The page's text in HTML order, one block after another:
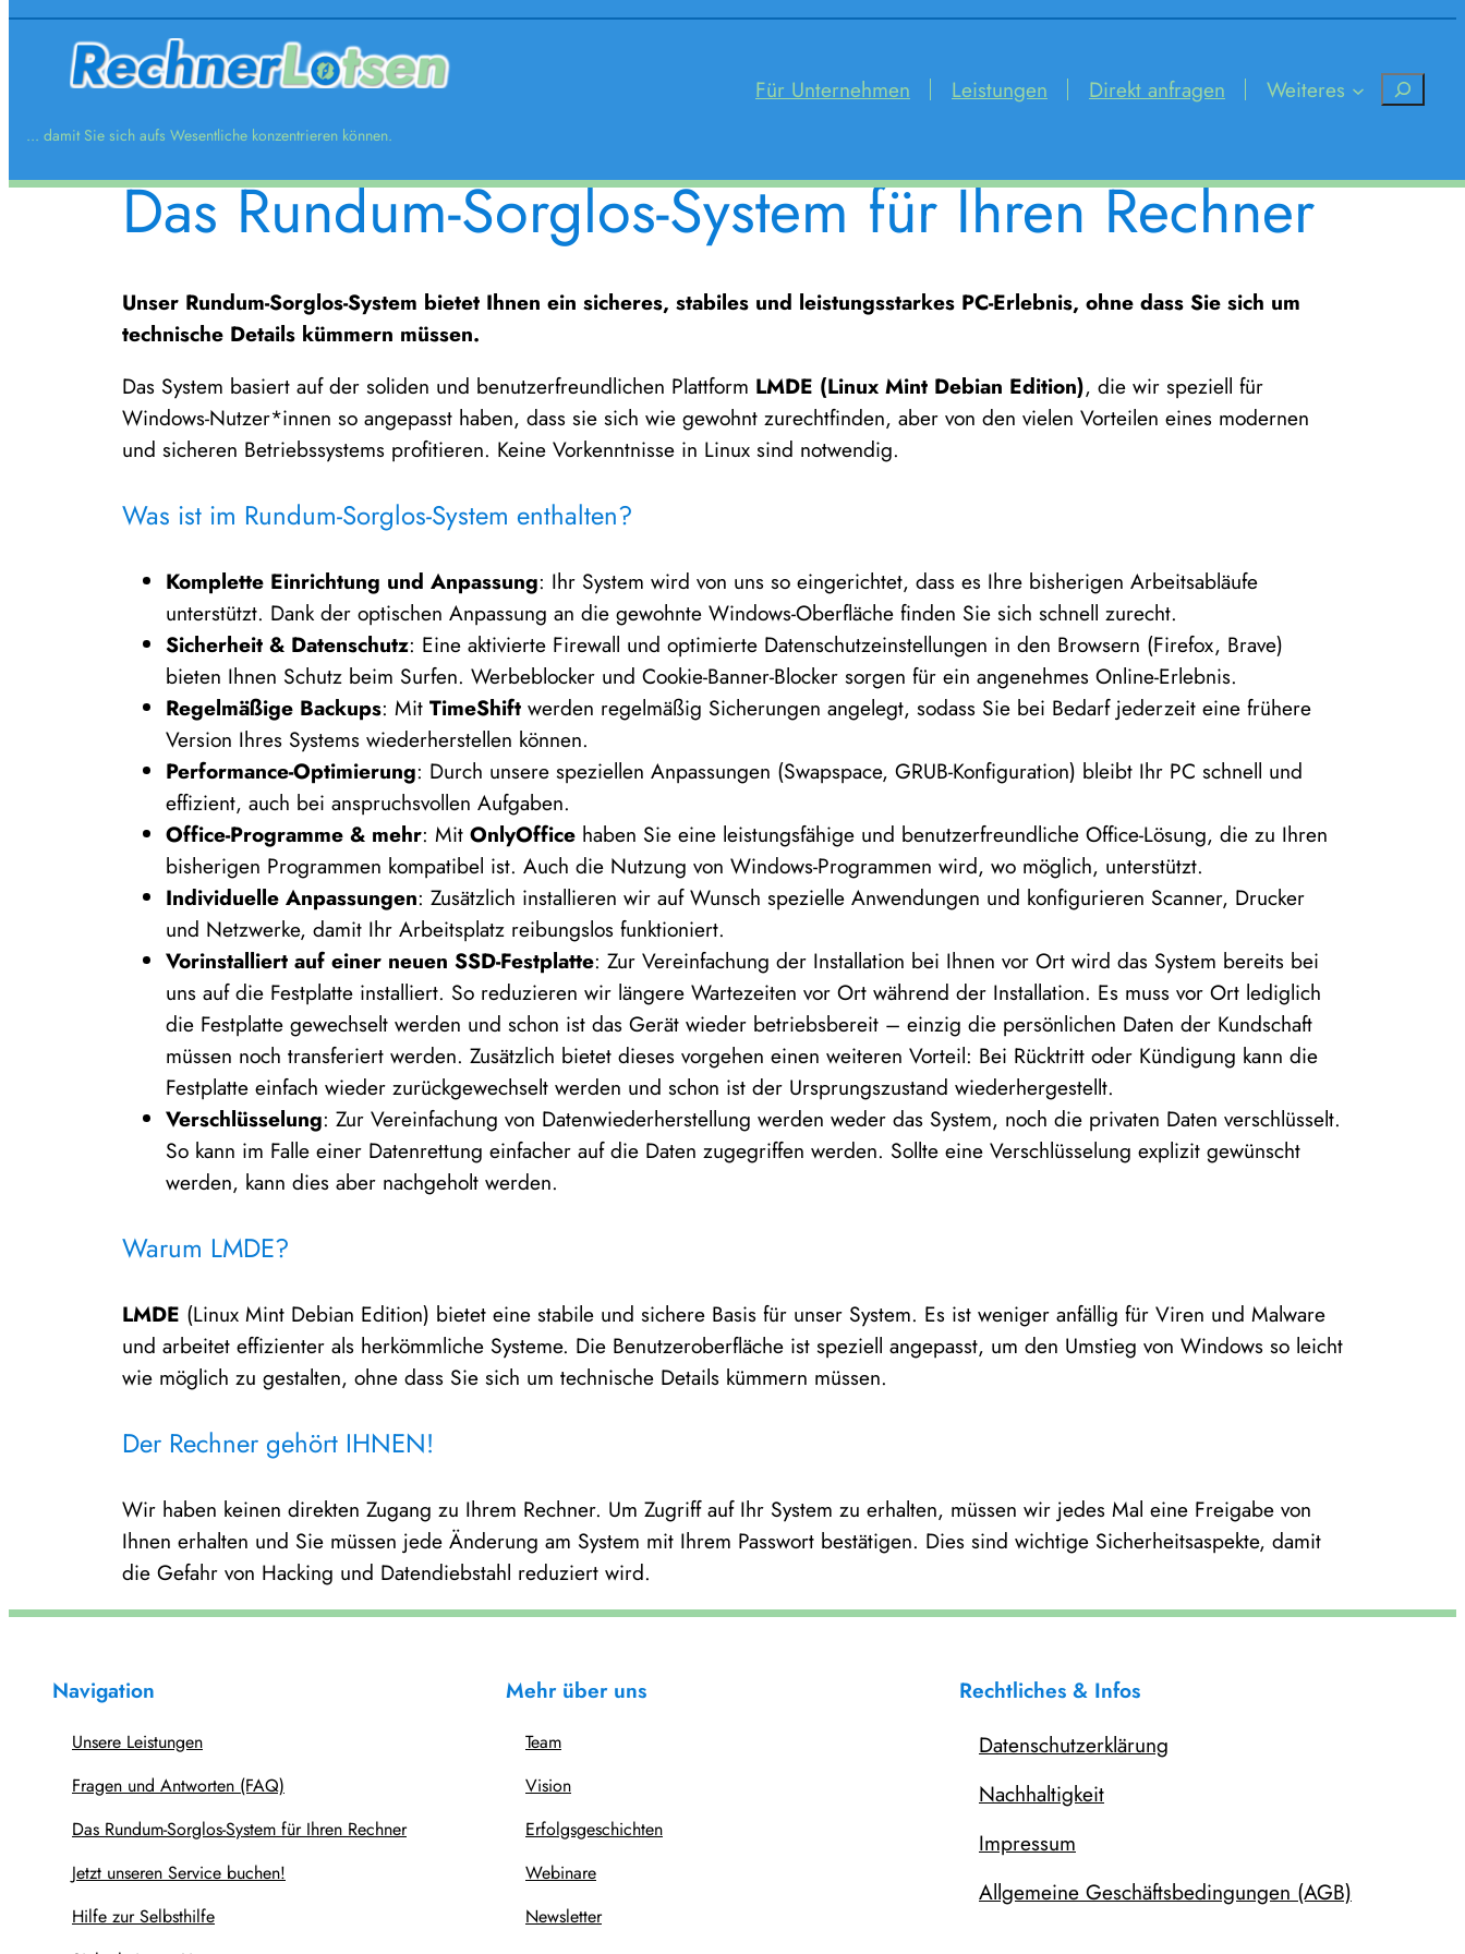
springen
... damit Sie sich aufs Wesentliche konzentrieren können.
Für Unternehmen Leistungen Direkt anfragen Suchen
Das Rundum-Sorglos-System für Ihren Rechner
Unser Rundum-Sorglos-System bietet Ihnen ein sicheres, stabiles und leistungsstarkes PC-Erlebnis, ohne dass Sie sich um
technische Details kümmern müssen.
Das System basiert auf der soliden und benutzerfreundlichen Plattform LMDE (Linux Mint Debian Edition), die wir speziell für
Windows-Nutzer*innen so angepasst haben, dass sie sich wie gewohnt zurechtfinden, aber von den vielen Vorteilen eines modernen
und sicheren Betriebssystems profitieren. Keine Vorkenntnisse in Linux sind notwendig.
Was ist im Rundum-Sorglos-System enthalten?
Komplette Einrichtung und Anpassung: Ihr System wird von uns so eingerichtet, dass es Ihre bisherigen Arbeitsabläufe
unterstützt. Dank der optischen Anpassung an die gewohnte Windows-Oberfläche finden Sie sich schnell zurecht.
Sicherheit & Datenschutz: Eine aktivierte Firewall und optimierte Datenschutzeinstellungen in den Browsern (Firefox, Brave)
bieten Ihnen Schutz beim Surfen. Werbeblocker und Cookie-Banner-Blocker sorgen für ein angenehmes Online-Erlebnis.
Regelmäßige Backups: Mit TimeShift werden regelmäßig Sicherungen angelegt, sodass Sie bei Bedarf jederzeit eine frühere
Version Ihres Systems wiederherstellen können.
Performance-Optimierung: Durch unsere speziellen Anpassungen (Swapspace, GRUB-Konfiguration) bleibt Ihr PC schnell und
effizient, auch bei anspruchsvollen Aufgaben.
Office-Programme & mehr: Mit OnlyOffice haben Sie eine leistungsfähige und benutzerfreundliche Office-Lösung, die zu Ihren
bisherigen Programmen kompatibel ist. Auch die Nutzung von Windows-Programmen wird, wo möglich, unterstützt.
Individuelle Anpassungen: Zusätzlich installieren wir auf Wunsch spezielle Anwendungen und konfigurieren Scanner, Drucker
und Netzwerke, damit Ihr Arbeitsplatz reibungslos funktioniert.
Vorinstalliert auf einer neuen SSD-Festplatte: Zur Vereinfachung der Installation bei Ihnen vor Ort wird das System bereits bei
uns auf die Festplatte installiert. So reduzieren wir längere Wartezeiten vor Ort während der Installation. Es muss vor Ort lediglich
die Festplatte gewechselt werden und schon ist das Gerät wieder betriebsbereit – einzig die persönlichen Daten der Kundschaft
müssen noch transferiert werden. Zusätzlich bietet dieses vorgehen einen weiteren Vorteil: Bei Rücktritt oder Kündigung kann die
Festplatte einfach wieder zurückgewechselt werden und schon ist der Ursprungszustand wiederhergestellt.
Verschlüsselung: Zur Vereinfachung von Datenwiederherstellung werden weder das System, noch die privaten Daten verschlüsselt.
So kann im Falle einer Datenrettung einfacher auf die Daten zugegriffen werden. Sollte eine Verschlüsselung explizit gewünscht
werden, kann dies aber nachgeholt werden.
Warum LMDE?
LMDE (Linux Mint Debian Edition) bietet eine stabile und sichere Basis für unser System. Es ist weniger anfällig für Viren und Malware
und arbeitet effizienter als herkömmliche Systeme. Die Benutzeroberfläche ist speziell angepasst, um den Umstieg von Windows so leicht
wie möglich zu gestalten, ohne dass Sie sich um technische Details kümmern müssen.
Der Rechner gehört IHNEN!
Wir haben keinen direkten Zugang zu Ihrem Rechner. Um Zugriff auf Ihr System zu erhalten, müssen wir jedes Mal eine Freigabe von
Ihnen erhalten und Sie müssen jede Änderung am System mit Ihrem Passwort bestätigen. Dies sind wichtige Sicherheitsaspekte, damit
die Gefahr von Hacking und Datendiebstahl reduziert wird.
Navigation
Unsere Leistungen
Fragen und Antworten (FAQ)
Das Rundum-Sorglos-System für Ihren Rechner
Jetzt unseren Service buchen!
Hilfe zur Selbsthilfe
Mehr über uns
Team
Vision
Erfolgsgeschichten
Webinare
Newsletter
Rechtliches & Infos
Datenschutzerklärung
Nachhaltigkeit
Impressum
Allgemeine Geschäftsbedingungen (AGB)